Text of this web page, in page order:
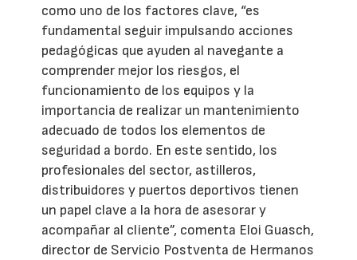
como uno de los factores clave, “es
fundamental seguir impulsando acciones
pedagógicas que ayuden al navegante a
comprender mejor los riesgos, el
funcionamiento de los equipos y la
importancia de realizar un mantenimiento
adecuado de todos los elementos de
seguridad a bordo. En este sentido, los
profesionales del sector, astilleros,
distribuidores y puertos deportivos tienen
un papel clave a la hora de asesorar y
acompañar al cliente”, comenta Eloi Guasch,
director de Servicio Postventa de Hermanos